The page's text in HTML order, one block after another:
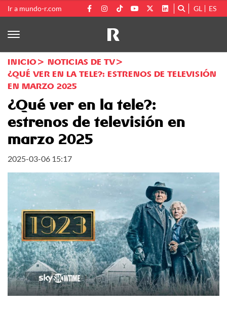
Ir a mundo-r.com GL ES
INICIO
NOTICIAS DE TV
¿QUÉ VER EN LA TELE?: ESTRENOS DE TELEVISIÓN
EN MARZO 2025
¿Qué ver en la tele?:
estrenos de televisión en
marzo 2025
2025-03-06 15:17